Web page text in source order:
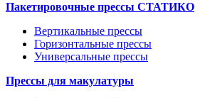
Пакетировочные прессы СТАТИКО
Вертикальные прессы
Горизонтальные прессы
Универсальные прессы
Прессы для макулатуры